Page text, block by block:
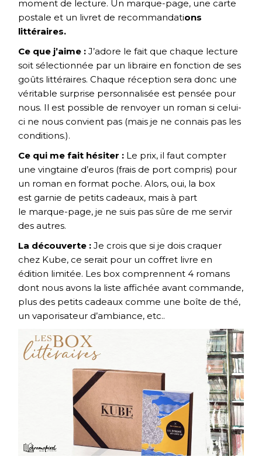
moment de lecture. Un marque-page, une carte
postale et un livret de recommandations
littéraires.
Ce que j’aime :J’adore le fait que chaque lecture
soit sélectionnée par un libraire en fonction de ses
goûts littéraires. Chaque réception sera donc une
véritable surprise personnalisée est pensée pour
nous. Il est possible de renvoyer un roman si celui-
ci ne nous convient pas (mais je ne connais pas les
conditions.).
Ce qui me fait hésiter : Le prix, il faut compter
une vingtaine d’euros (frais de port compris) pour
un roman en format poche. Alors, oui, la box
est garnie de petits cadeaux, mais à part
le marque-page, je ne suis pas sûre de me servir
des autres.
La découverte :Je crois que si je dois craquer
chez Kube, ce serait pour un coffret livre en
édition limitée. Les box comprennent 4 romans
dont nous avons la liste affichée avant commande,
plus des petits cadeaux comme une boîte de thé,
un vaporisateur d’ambiance, etc..